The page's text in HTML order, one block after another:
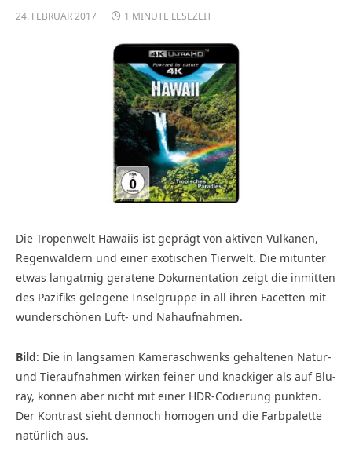
24. FEBRUAR 2017 1 MINUTE LESEZEIT
Die Tropenwelt Hawaiis ist geprägt von aktiven Vulkanen,
Regenwäldern und einer exotischen Tierwelt. Die mitunter
etwas langatmig geratene Dokumentation zeigt die inmitten
des Pazifiks gelegene Inselgruppe in all ihren Facetten mit
wunderschönen Luft- und Nahaufnahmen.
Bild: Die in langsamen Kameraschwenks gehaltenen Natur-
und Tieraufnahmen wirken feiner und knackiger als auf Blu-
ray, können aber nicht mit einer HDR-Codierung punkten.
Der Kontrast sieht dennoch homogen und die Farbpalette
natürlich aus.